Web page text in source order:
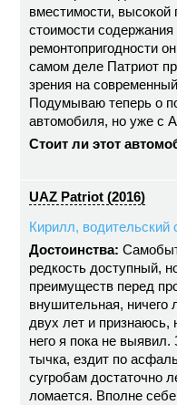
вместимости, высокой
стоимости
ремонтопригодности
самом деле Патриот
зрения на
Подумываю теперь о
автомобиля, но уже с
Стоит ли этот
UAZ Patriot (2016)
Кирилл, водительский
Достоинства:
редкость доступный,
преимуществ перед
внушительная,
двух лет и признаюсь,
него я пока не выявил.
тычка, ездит по
сугробам достаточно
ломается. Вполне